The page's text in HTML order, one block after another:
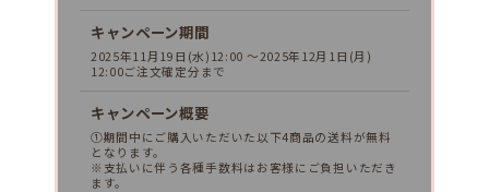
キャンペーン期間
2025年11月19日(水)12:00 ～2025年12月1日(月)
12:00ご注文確定分まで
キャンペーン概要
①期間中にご購入いただいた以下4商品の送料が無料
となります。
※支払いに伴う各種手数料はお客様にご負担いただき
ます。